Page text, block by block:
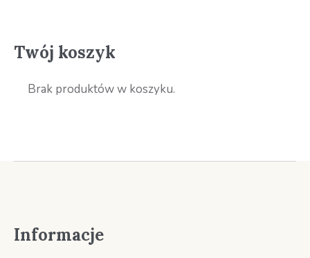
Twój koszyk
Brak produktów w koszyku.
Informacje